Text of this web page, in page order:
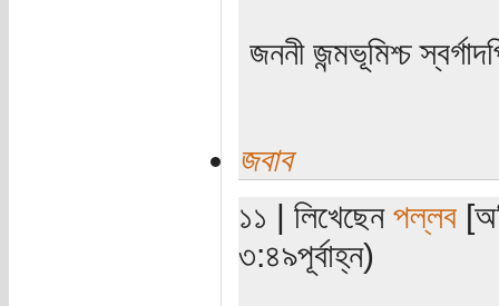
জননী জন্মভূমিশ্চ
জবাব
১১ | লিখেছেন পল্লব
৩:৪৯পূর্বাহ্ন)